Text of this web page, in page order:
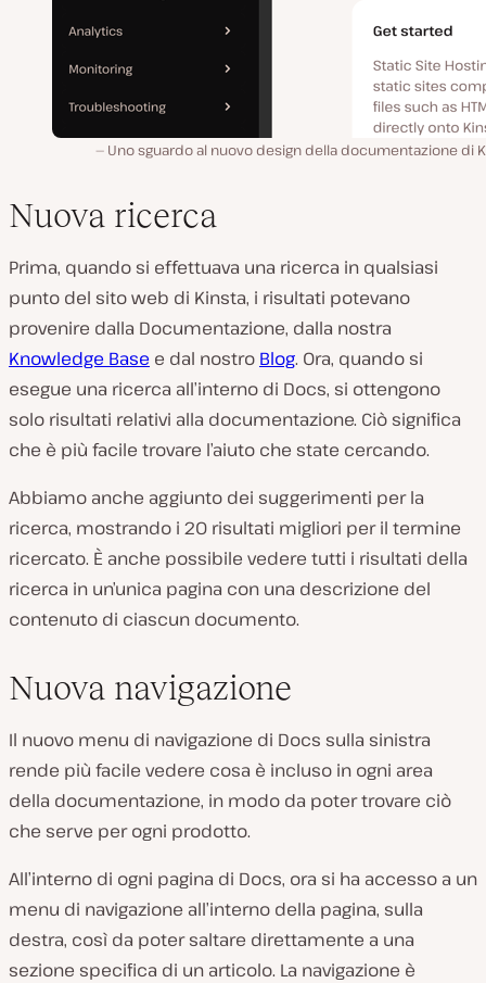
Uno sguardo al nuovo design della documentazione di
Nuova ricerca
Prima, quando si effettuava una ricerca in qualsiasi
punto del sito web di Kinsta, i risultati potevano
provenire dalla Documentazione, dalla nostra
Knowledge Base e dal nostro Blog. Ora, quando si
esegue una ricerca all’interno di Docs, si ottengono
solo risultati relativi alla documentazione. Ciò significa
che è più facile trovare l’aiuto che state cercando.
Abbiamo anche aggiunto dei suggerimenti per la
ricerca, mostrando i 20 risultati migliori per il termine
ricercato. È anche possibile vedere tutti i risultati della
ricerca in un’unica pagina con una descrizione del
contenuto di ciascun documento.
Nuova navigazione
Il nuovo menu di navigazione di Docs sulla sinistra
rende più facile vedere cosa è incluso in ogni area
della documentazione, in modo da poter trovare ciò
che serve per ogni prodotto.
All’interno di ogni pagina di Docs, ora si ha accesso a un
menu di navigazione all’interno della pagina, sulla
destra, così da poter saltare direttamente a una
sezione specifica di un articolo. La navigazione è